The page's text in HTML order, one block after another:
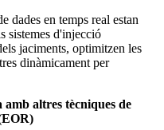
dades en temps real estan
sistemes d'injecció
jaciments, optimitzen les
dinàmicament per
altres tècniques de